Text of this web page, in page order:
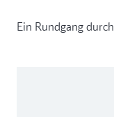
Ein Rundgang